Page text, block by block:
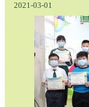
2021-03-01